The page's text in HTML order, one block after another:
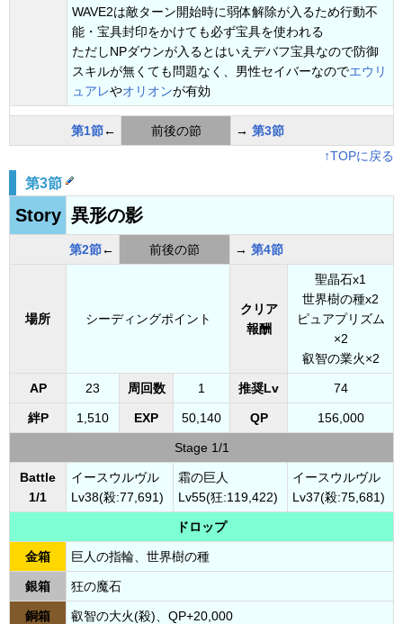
WAVE2は敵ターン開始時に弱体解除が入るため行動不
能・宝具封印をかけても必ず宝具を使われる
ただしNPダウンが入るとはいえデバフ宝具なので防御
スキルが無くても問題なく、男性セイバーなのでエウリ
ュアレやオリオンが有効
第1節← 前後の節 → 第3節
↑TOPに戻る
第3節
Story 異形の影
第2節← 前後の節 → 第4節
場所 シーディングポイント
クリア
報酬
聖晶石x1
世界樹の種x2
ピュアプリズム
×2
叡智の業火×2
AP 23 周回数 1 推奨Lv 74
絆P 1,510 EXP 50,140 QP 156,000
Stage 1/1
Battle
1/1
イースウルヴル
Lv38(殺:77,691)
霜の巨人
Lv55(狂:119,422)
イースウルヴル
Lv37(殺:75,681)
ドロップ
金箱 巨人の指輪、世界樹の種
銀箱 狂の魔石
銅箱 叡智の大火(殺)、QP+20,000